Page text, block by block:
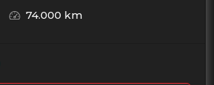
74.000 km